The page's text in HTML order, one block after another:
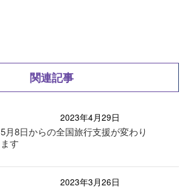
関連記事
2023年4月29日
5月8日からの全国旅行支援が変わり
ます
2023年3月26日